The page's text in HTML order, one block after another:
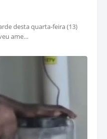
desta quarta-feira (13)
ame…